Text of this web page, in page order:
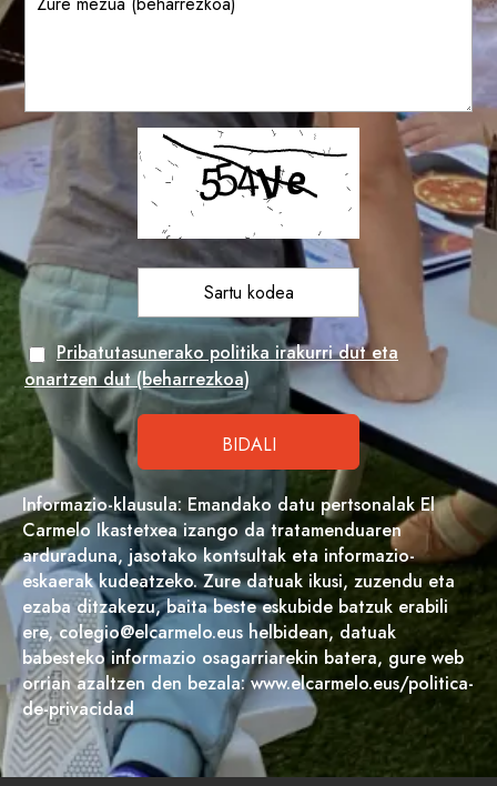
Pribatutasunerako politika irakurri dut eta
onartzen dut (beharrezkoa)
Informazio-klausula: Emandako datu pertsonalak El
Carmelo Ikastetxea izango da tratamenduaren
arduraduna, jasotako kontsultak eta informazio-
eskaerak kudeatzeko. Zure datuak ikusi, zuzendu eta
ezaba ditzakezu, baita beste eskubide batzuk erabili
ere, colegio@elcarmelo.eus helbidean, datuak
babesteko informazio osagarriarekin batera, gure web
orrian azaltzen den bezala: www.elcarmelo.eus/politica-
de-privacidad